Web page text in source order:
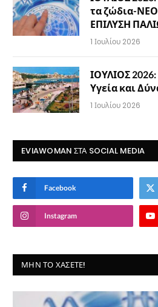
τα ζώδια-
ΕΠΙΛΥΣΗ
1 Ιουλίου 2026
ΙΟΥΛΙΟΣ
Υγεία και
1 Ιουλίου 2026
EVIAWOMAN ΣΤΑ SOCIAL MEDIA
Facebook
Instagram
ΜΗΝ ΤΟ ΧΆΣΕΤΕ!